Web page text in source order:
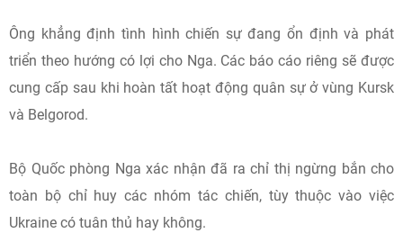
Ông khẳng định tình hình chiến sự đang ổn định và phát
triển theo hướng có lợi cho Nga. Các báo cáo riêng sẽ được
cung cấp sau khi hoàn tất hoạt động quân sự ở vùng Kursk
và Belgorod.
Bộ Quốc phòng Nga xác nhận đã ra chỉ thị ngừng bắn cho
toàn bộ chỉ huy các nhóm tác chiến, tùy thuộc vào việc
Ukraine có tuân thủ hay không.